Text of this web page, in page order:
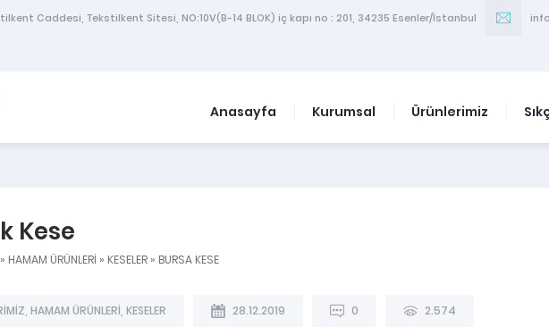
Caddesi, Tekstilkent Sitesi, NO:10V(B-14 BLOK) iç kapı no : 201, 34235 Esenler/İstanbul
Anasayfa Kurumsal Ürünlerimiz
Kese
» HAMAM ÜRÜNLERİ » KESELER » BURSA KESE
HAMAM ÜRÜNLERİ KESELER 28.12.2019 0 2.574